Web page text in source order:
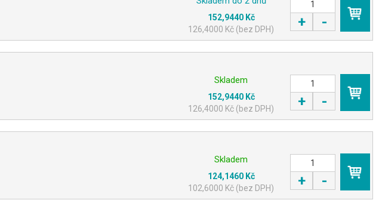
152,9440 Kč
126,4000 Kč (bez DPH)
+ - KOUPIT
Skladem
152,9440 Kč
126,4000 Kč (bez DPH)
+ - KOUPIT
Skladem
124,1460 Kč
102,6000 Kč (bez DPH)
+ - KOUPIT